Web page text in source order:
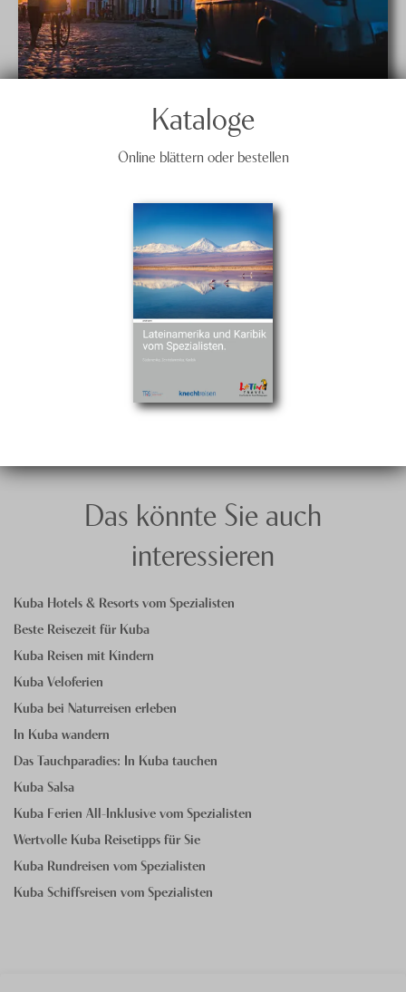
Kataloge
Online blättern oder bestellen
Das könnte Sie auch
interessieren
Kuba Hotels & Resorts vom Spezialisten
Beste Reisezeit für Kuba
Kuba Reisen mit Kindern
Kuba Veloferien
Kuba bei Naturreisen erleben
In Kuba wandern
Das Tauchparadies: In Kuba tauchen
Kuba Salsa
Kuba Ferien All-Inklusive vom Spezialisten
Wertvolle Kuba Reisetipps für Sie
Kuba Rundreisen vom Spezialisten
Kuba Schiffsreisen vom Spezialisten